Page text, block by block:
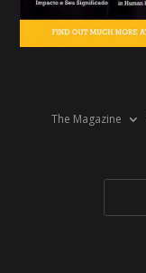
The Magazine